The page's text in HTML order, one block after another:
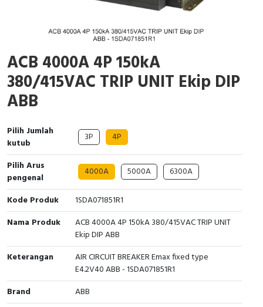
Safety Sensors
Pressure Switch
Ultrasonic & Rotary Encoder
Limit Switch
Inductive Sensors
Photoelectric
Cam Switch
Capacitive Sensors
ACB 4000A 4P 150kA
380/415VAC TRIP UNIT Ekip DIP
ABB
Pilih Jumlah
kutub
3P 4P
Pilih Arus
pengenal
4000A 5000A 6300A
Kode Produk
1SDA071851R1
Nama Produk
ACB 4000A 4P 150kA 380/415VAC TRIP UNIT
Ekip DIP ABB
Keterangan
AIR CIRCUIT BREAKER Emax fixed type
E4.2V40 ABB - 1SDA071851R1
Brand
ABB